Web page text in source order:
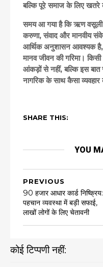
बल्कि पूरे समाज के लिए खतरे
समय आ गया है कि ऋण वसूली
करुणा, संवाद और मानवीय
आर्थिक अनुशासन आवश्यक
मानव जीवन की गरिमा।
आंकड़ों से नहीं, बल्कि इस
नागरिक के साथ कैसा व्यवहार
SHARE THIS:
YOU
PREVIOUS
90 हजार आधार कार्ड निष्क्रिय:
पहचान व्यवस्था में बड़ी सफाई,
लाखों लोगों के लिए चेतावनी
कोई टिप्पणी नहीं: